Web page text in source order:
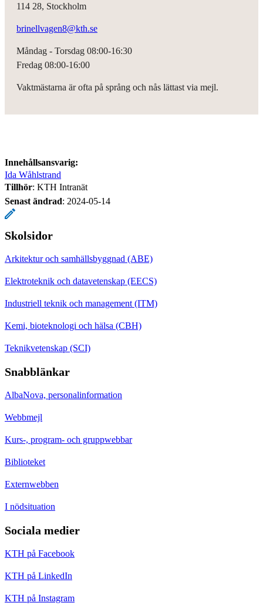
114 28, Stockholm
brinellvagen8@kth.se
Måndag - Torsdag 08:00-16:30
Fredag 08:00-16:00
Vaktmästarna är ofta på språng och nås lättast via mejl.
Innehållsansvarig:
Ida Wåhlstrand
Tillhör: KTH Intranät
Senast ändrad: 2024-05-14
Skolsidor
Arkitektur och samhällsbyggnad (ABE)
Elektroteknik och datavetenskap (EECS)
Industriell teknik och management (ITM)
Kemi, bioteknologi och hälsa (CBH)
Teknikvetenskap (SCI)
Snabblänkar
AlbaNova, personalinformation
Webbmejl
Kurs-, program- och gruppwebbar
Biblioteket
Externwebben
I nödsituation
Sociala medier
KTH på Facebook
KTH på LinkedIn
KTH på Instagram